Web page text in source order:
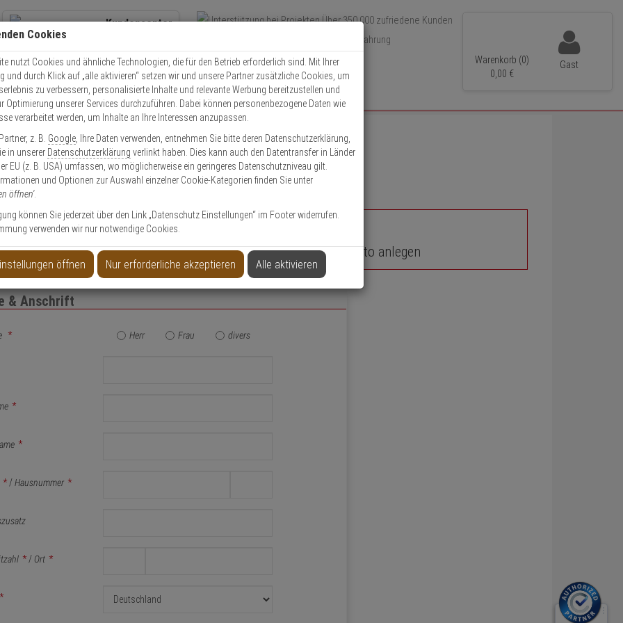
Kundencenter
Kontaktservice nutzen
Mo. - Do.: 8:00 - 16:30 Fr. 8:00 - 14:00 Uhr
Über 350.000 zufriedene Kunden
Über 15 Jahre Erfahrung
Schneller Versand
Warenkorb (0)
0, 00 €
Gast
EXPERT-Security für Privatkunden
Das Beste für Ihre Sicherheit!
anlegen Privatkunden-Konto anlegen
& Anschrift
* Herr Frau divers
*
*
* /Hausnummer *
* / Ort *
*
Cookies
nutzt Cookies und ähnliche Technologien, die für den Betrieb erforderlich sind. Mit Ihrer
und durch Klick auf „alle aktivieren“ setzen wir und unsere Partner zusätzliche Cookies, um
zu verbessern, personalisierte Inhalte und relevante Werbung bereitzustellen und
Optimierung unserer Services durchzuführen. Dabei können personenbezogene Daten wie
verarbeitet werden, um Inhalte an Ihre Interessen anzupassen.
z. B. Google , Ihre Daten verwenden, entnehmen Sie bitte deren Datenschutzerklärung,
in unserer Datenschutzerklärung verlinkt haben. Dies kann auch den Datentransfer in Länder
EU (z. B. USA) umfassen, wo möglicherweise ein geringeres Datenschutzniveau gilt.
und Optionen zur Auswahl einzelner Cookie-Kategorien finden Sie unter
öffnen'.
können Sie jederzeit über den Link „Datenschutz Einstellungen“ im Footer widerrufen.
verwenden wir nur notwendige Cookies.
öffnen Nur erforderliche akzeptieren Alle aktivieren